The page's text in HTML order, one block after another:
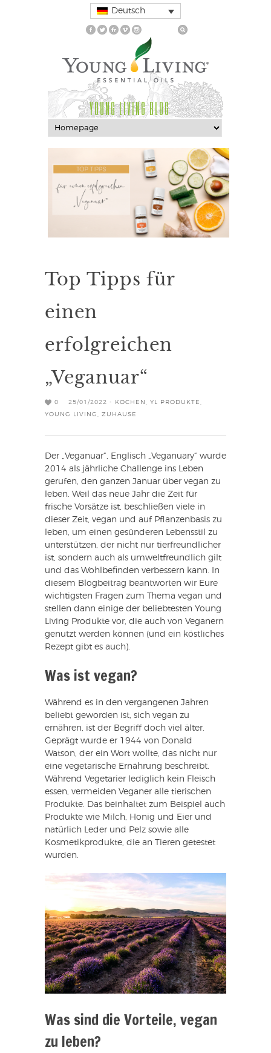
Deutsch
YOUNG LIVING BLOG
Top Tipps für
einen
erfolgreichen
„Veganuar“
0 25/01/2022 - KOCHEN YL PRODUKTE
YOUNG LIVING
ZUHAUSE
Der „Veganuar“, Englisch „Veganuary“ wurde
2014 als jährliche Challenge ins Leben
gerufen, den ganzen Januar über vegan zu
leben. Weil das neue Jahr die Zeit für
frische Vorsätze ist, beschließen viele in
dieser Zeit, vegan und auf Pflanzenbasis zu
leben, um einen gesünderen Lebensstil zu
unterstützen, der nicht nur tierfreundlicher
ist, sondern auch als umweltfreundlich gilt
und das Wohlbefinden verbessern kann. In
diesem Blogbeitrag beantworten wir Eure
wichtigsten Fragen zum Thema vegan und
stellen dann einige der beliebtesten Young
Living Produkte vor, die auch von Veganern
genutzt werden können (und ein köstliches
Rezept gibt es auch).
Was ist vegan?
Während es in den vergangenen Jahren
beliebt geworden ist, sich vegan zu
ernähren, ist der Begriff doch viel älter.
Geprägt wurde er 1944 von Donald
Watson, der ein Wort wollte, das nicht nur
eine vegetarische Ernährung beschreibt.
Während Vegetarier lediglich kein Fleisch
essen, vermeiden Veganer alle tierischen
Produkte. Das beinhaltet zum Beispiel auch
Produkte wie Milch, Honig und Eier und
natürlich Leder und Pelz sowie alle
Kosmetikprodukte, die an Tieren getestet
wurden.
Was sind die Vorteile, vegan
zu leben?